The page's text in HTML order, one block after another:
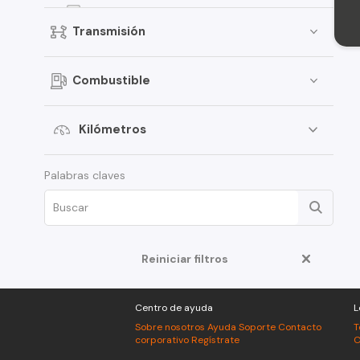
4Runner
Corolla Cross
RAV4 Hybrid
Auris
FJ Cruiser
Land Cruiser Prado
C-HR
Land Cruiser
Transmisión
Combustible
Kilómetros
Palabras claves
Reiniciar filtros
Centro de ayuda
Sobre nosotros Ayuda Soporte Contacto
corporativo Regístrate